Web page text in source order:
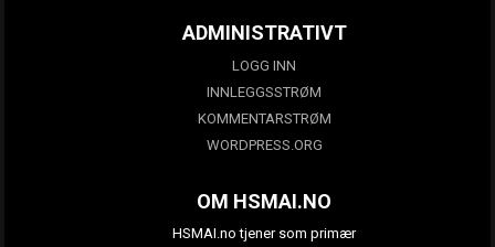
ADMINISTRATIVT
LOGG INN
INNLEGGSSTRØM
KOMMENTARSTRØM
WORDPRESS.ORG
OM HSMAI.NO
HSMAI.no tjener som primær